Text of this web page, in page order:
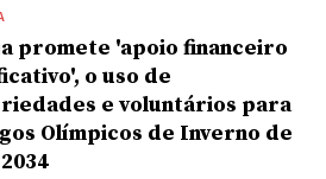
promete 'apoio financeiro
o uso de
e voluntários para
Olímpicos de Inverno de